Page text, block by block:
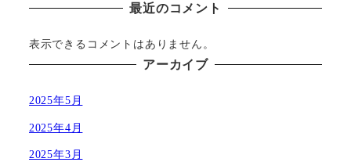
最近のコメント
表示できるコメントはありません。
アーカイブ
2025年5月
2025年4月
2025年3月